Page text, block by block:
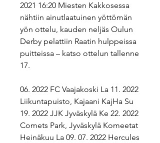
2021 16:20 Miesten Kak­ko­ses­sa
nähtiin ai­nut­laa­tui­nen yöt­tö­män
yön ottelu, kauden neljäs Oulun
Derby pe­lat­tiin Raatin hulp­peis­sa
puit­teis­sa – katso ottelun tal­len­ne
17.
06. 2022 FC Vaajakoski La 11. 2022
Liikuntapuisto, Kajaani KajHa Su
19. 2022 JJK Jyväskylä Ke 22. 2022
Comets Park, Jyväskylä Komeetat
Heinäkuu La 09. 07. 2022 Hercules